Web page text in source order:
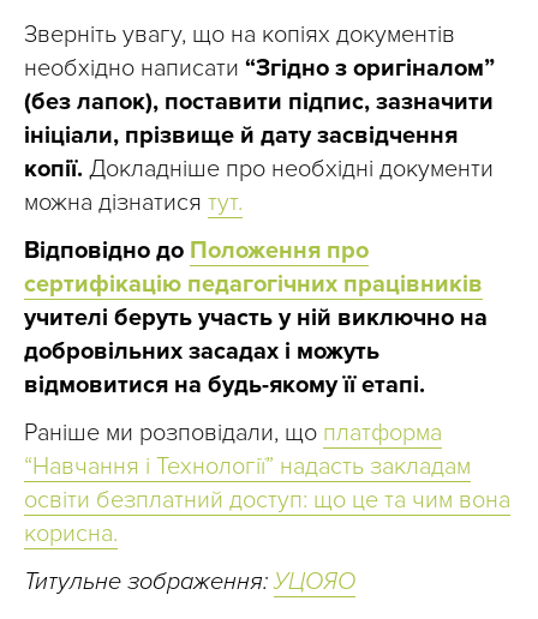
Зверніть увагу, що на копіях документів
необхідно написати “Згідно з оригіналом”
(без лапок), поставити підпис, зазначити
ініціали, прізвище й дату засвідчення
копії. Докладніше про необхідні документи
можна дізнатися тут.
Відповідно до Положення про
сертифікацію педагогічних працівників
учителі беруть участь у ній виключно на
добровільних засадах і можуть
відмовитися на будь-якому її етапі.
Раніше ми розповідали, що платформа
“Навчання і Технології” надасть закладам
освіти безплатний доступ: що це та чим вона
корисна.
Титульне зображення:УЦОЯО